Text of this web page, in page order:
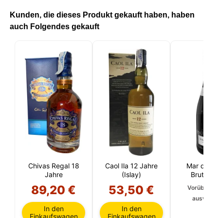
Kunden, die dieses Produkt gekauft haben, haben
auch Folgendes gekauft
Chivas Regal 18
Jahre
89,20 €
In den
Einkaufswagen
Caol Ila 12 Jahre
(Islay)
53,50 €
In den
Einkaufswagen
Mar de
Brut